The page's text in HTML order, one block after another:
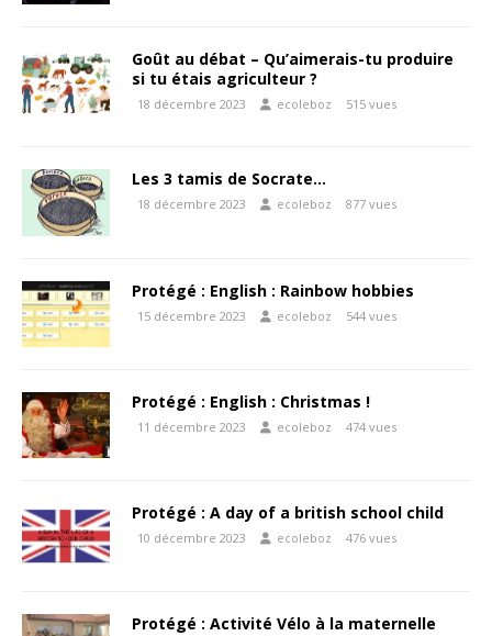
Goût au débat – Qu’aimerais-tu produire
si tu étais agriculteur ?
18 décembre 2023 ecoleboz 515 vues
Les 3 tamis de Socrate…
18 décembre 2023 ecoleboz 877 vues
Protégé : English : Rainbow hobbies
15 décembre 2023 ecoleboz 544 vues
Protégé : English : Christmas !
11 décembre 2023 ecoleboz 474 vues
Protégé : A day of a british school child
10 décembre 2023 ecoleboz 476 vues
Protégé : Activité Vélo à la maternelle